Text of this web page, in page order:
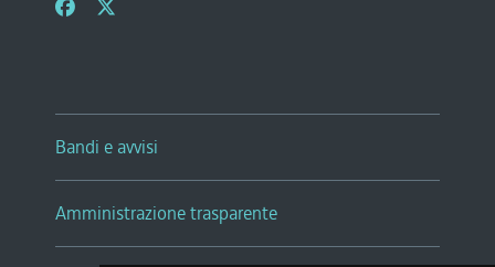
Bandi e avvisi
Amministrazione trasparente